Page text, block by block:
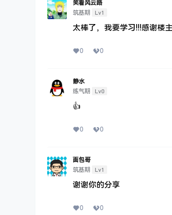
笑看风云路
筑基期
Lv1
太棒了，我要学习!!!感谢楼主
0 0
静水
练气期
Lv0
👍
0 0
面包哥
筑基期
Lv1
谢谢你的分享
0 0